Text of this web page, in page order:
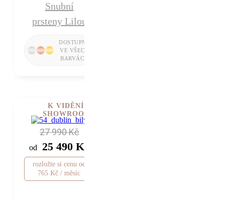
Snubní
prsteny Lilou
27 990 Kč
od 25 490 Kč
rozložte si cenu od
765 Kč / měsíc
K VIDĚNÍ V
SHOWROOMU